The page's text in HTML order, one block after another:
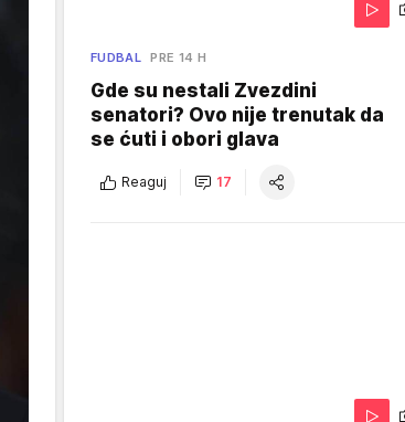
FUDBAL PRE 14 H
Gde su nestali Zvezdini
senatori? Ovo nije trenutak da
se ćuti i obori glava
Reaguj 17